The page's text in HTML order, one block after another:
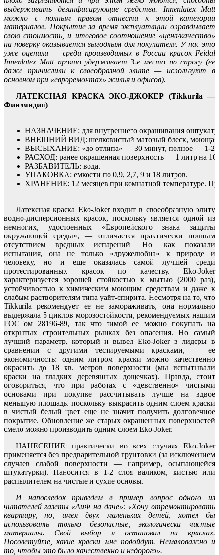
выдерживать дезинфицирующие средства. Innenlatex Matt
можно с полным правом отнести к этой категории
материалов. Покрытие за время эксплуатации оправдывает
свою стоимость, и итоговое соотношение «цена/качество»
на поверку оказывается выгодным для покупателя. У нас это
уже оценили — среди производимых в России красок Feidal
Innenlatex Matt прочно удерживает 3-е место по спросу (ее
даже причислили к своеобразной элите — используют в
основном при «евроремонтах» жилья и офисов).
ЛАТЕКСНАЯ КРАСКА ЭКО-ДЖОКЕР (Tikkurila —
Финляндия)
НАЗНАЧЕНИЕ: для внутреннего окрашивания
ВНЕШНИЙ ВИД: шелковистый матовый блеск,
ВЫСЫХАНИЕ: «до отлипа» — 30 минут, полное — 1-2
РАСХОД: ранее окрашенная поверхность — 1 литр на
РАЗБАВИТЕЛЬ: вода.
УПАКОВКА: емкости по 0,9, 2,7, 9 и 18 литров.
ХРАНЕНИЕ: 12 месяцев при комнатной температуре.
Латексная краска Eko-Joker входит в своеобразную элиту
водно-дисперсионных красок, поскольку является одной из
немногих, удостоенных «Европейского знака защиты
окружающей среды», — отличается практически полным
отсутствием вредных испарений. Но, как показали
испытания, она не только «дружелюбна» к природе и
человеку, но и еще оказалась самой лучшей среди
протестированных красок по качеству. Eko-Joker
характеризуется хорошей стойкостью к мытью (2000 раз),
устойчивостью к химическим моющим средствам и даже к
слабым растворителям типа уайт-спирита. Несмотря на то, что
Tikkurila рекомендует ее не замораживать, она нормально
выдержала 5 циклов морозостойкости, рекомендуемых нашим
ГОСТом 28196-89, так что зимой ее можно покупать на
открытых строительных рынках без опасения. Но самый
лучший параметр, который и вывел Eko-Joker в лидеры в
сравнении с другими тестируемыми красками, — ее
экономичность: одним литром краски можно качественно
окрасить до 18 кв. метров поверхности (мы испытывали
краски на гладких деревянных дощечках). Правда, стоит
оговориться, что при работах с «девственно» чистыми
основами при покупке рассчитывать лучше на вдвое
меньшую площадь, поскольку выкрасить одним слоем краски
в чистый белый цвет еще не значит получить долговечное
покрытие. Обновление же старых окрашенных поверхностей
смело можно производить одним слоем Eko-Joker.
НАНЕСЕНИЕ: практически во всех случаях Eko-Joker
применяется без предварительной грунтовки (за исключением
случаев слабой поверхности — например, осыпающейся
штукатурки). Наносится в 1-2 слоя валиком, кистью или
распылителем на чистые и сухие основы.
И напоследок приведем в пример вопрос одного из
читателей газеты «АиФ на даче»: «Хочу отремонтировать
квартиру, но, имея двух маленьких детей, хотел бы
использовать только безопасные, экологически чистые
материалы. Свой выбор я остановил на красках.
Посоветуйте, какие краски мне подойдут. Немаловажно и
то, чтобы это было качественно и недорого».